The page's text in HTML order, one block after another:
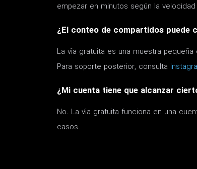
empezar en minutos según la
¿El conteo de compartidos puede
La vía gratuita es una muestra
Para soporte posterior, consulta
¿Mi cuenta tiene que alcanzar
No. La vía gratuita funciona en una
casos.